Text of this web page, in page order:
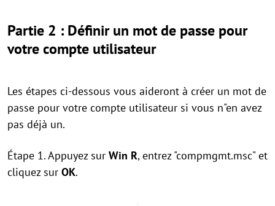
Partie 2 : Définir un mot de passe pour
votre compte utilisateur
Les étapes ci-dessous vous aideront à créer un mot de
passe pour votre compte utilisateur si vous n"en avez
pas déjà un.
Étape 1. Appuyez sur Win R, entrez "compmgmt.msc" et
cliquez sur OK.